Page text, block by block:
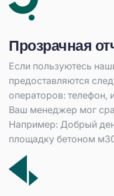
Прозрачная
Если пользуютесь
предоставляются
операторов: телефон,
Ваш менеджер мог
Например: Добрый
площадку бетоном